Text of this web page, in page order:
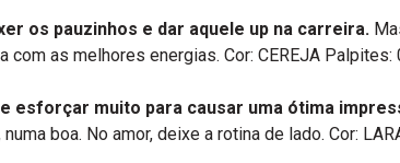
os pauzinhos e dar aquele up na carreira.
as melhores energias. Cor: CEREJA Palpites:
esforçar muito para causar uma ótima
boa. No amor, deixe a rotina de lado. Cor: